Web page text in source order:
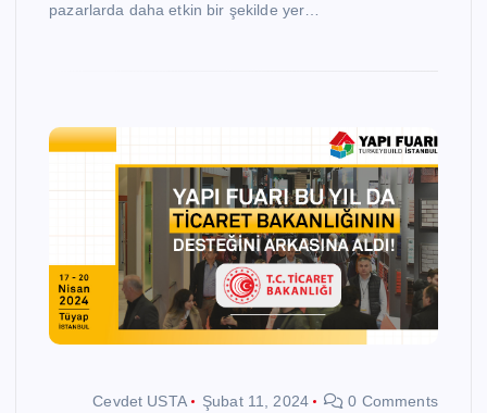
pazarlarda daha etkin bir şekilde yer…
Cevdet USTA Şubat 11, 2024 0 Comments